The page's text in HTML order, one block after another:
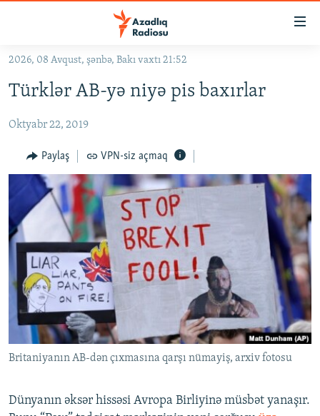
Əsas
qayıt
naviqasiyaya
Axtarışa
KORRUPSIOMETR
#ƏSLINDƏ
FƏRQƏ BAX
QANUNI DOĞRU
ARAŞDIRMA
MULTIMEDIA
VIDEO
FOTOQALEREYA
İNFOQRAFIKA
KARIKATURA
RADIO ARXIV
OXU ZALI
AZƏRBAYCAN ƏDƏBIYYATI KITABXANASI
İSLAM VƏ DEMOKRATIYA
HAQQIMIZDA
MISSIYAMIZ
PEŞƏ ETIKASI VƏ JURNALISTIKA STANDARTLARIMIZ
AZADLIQRADIOSU MOBIL TELEFONUNUZDA
BIZI IZLƏ
RFE/RL-in bütün saytları
2026, 08 Avqust, şənbə, Bakı vaxtı 21:52
Türklər AB-yə niyə pis baxırlar
Oktyabr 22, 2019
Paylaş VPN-siz açmaq
Britaniyanın AB-dən çıxmasına qarşı nümayiş, arxiv fotosu
Dünyanın əksər hissəsi Avropa Birliyinə müsbət yanaşır.